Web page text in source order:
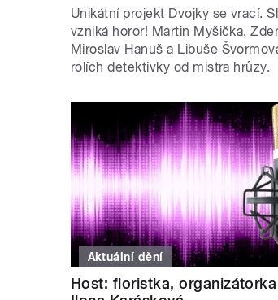
Unikátní projekt Dvojky se vrací.
vzniká horor! Martin Myšička,
Miroslav Hanuš a Libuše
rolích detektivky od mistra hrůzy.
Aktuální dění
Host: floristka,